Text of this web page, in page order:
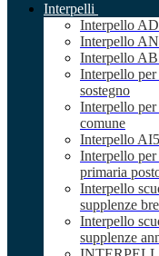
Interpelli
Interpello
Interpello
Interpello
Interpello per
sostegno
Interpello per
comune
Interpello
Interpello
primaria
Interpello
supplenze
Interpello
supplenze